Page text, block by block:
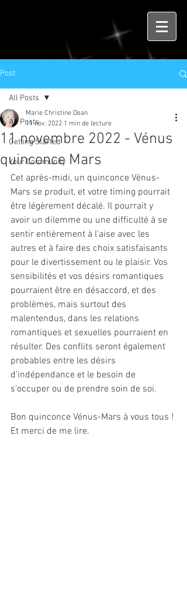
Post
All Posts
Getting Started
Your Community
All Posts
11 novembre 2022 - Vénus
quinconce Mars
Marie Christine Dean
11 nov. 2022 1 min de lecture
Cet après-midi, un quinconce Vénus-
Mars se produit, et votre timing pourrait
être légèrement décalé. Il pourrait y
avoir un dilemme ou une difficulté à se
sentir entièrement à l'aise avec les
autres et à faire des choix satisfaisants
pour le divertissement ou le plaisir. Vos
sensibilités et vos désirs romantiques
pourraient être en désaccord, et des
problèmes, mais surtout des
malentendus, dans les relations
romantiques et sexuelles pourraient en
résulter. Des conflits seront également
probables entre les désirs
d'indépendance et le besoin de
s'occuper ou de prendre soin de soi.
Bon quinconce Vénus-Mars à vous tous !
Et merci de me lire.